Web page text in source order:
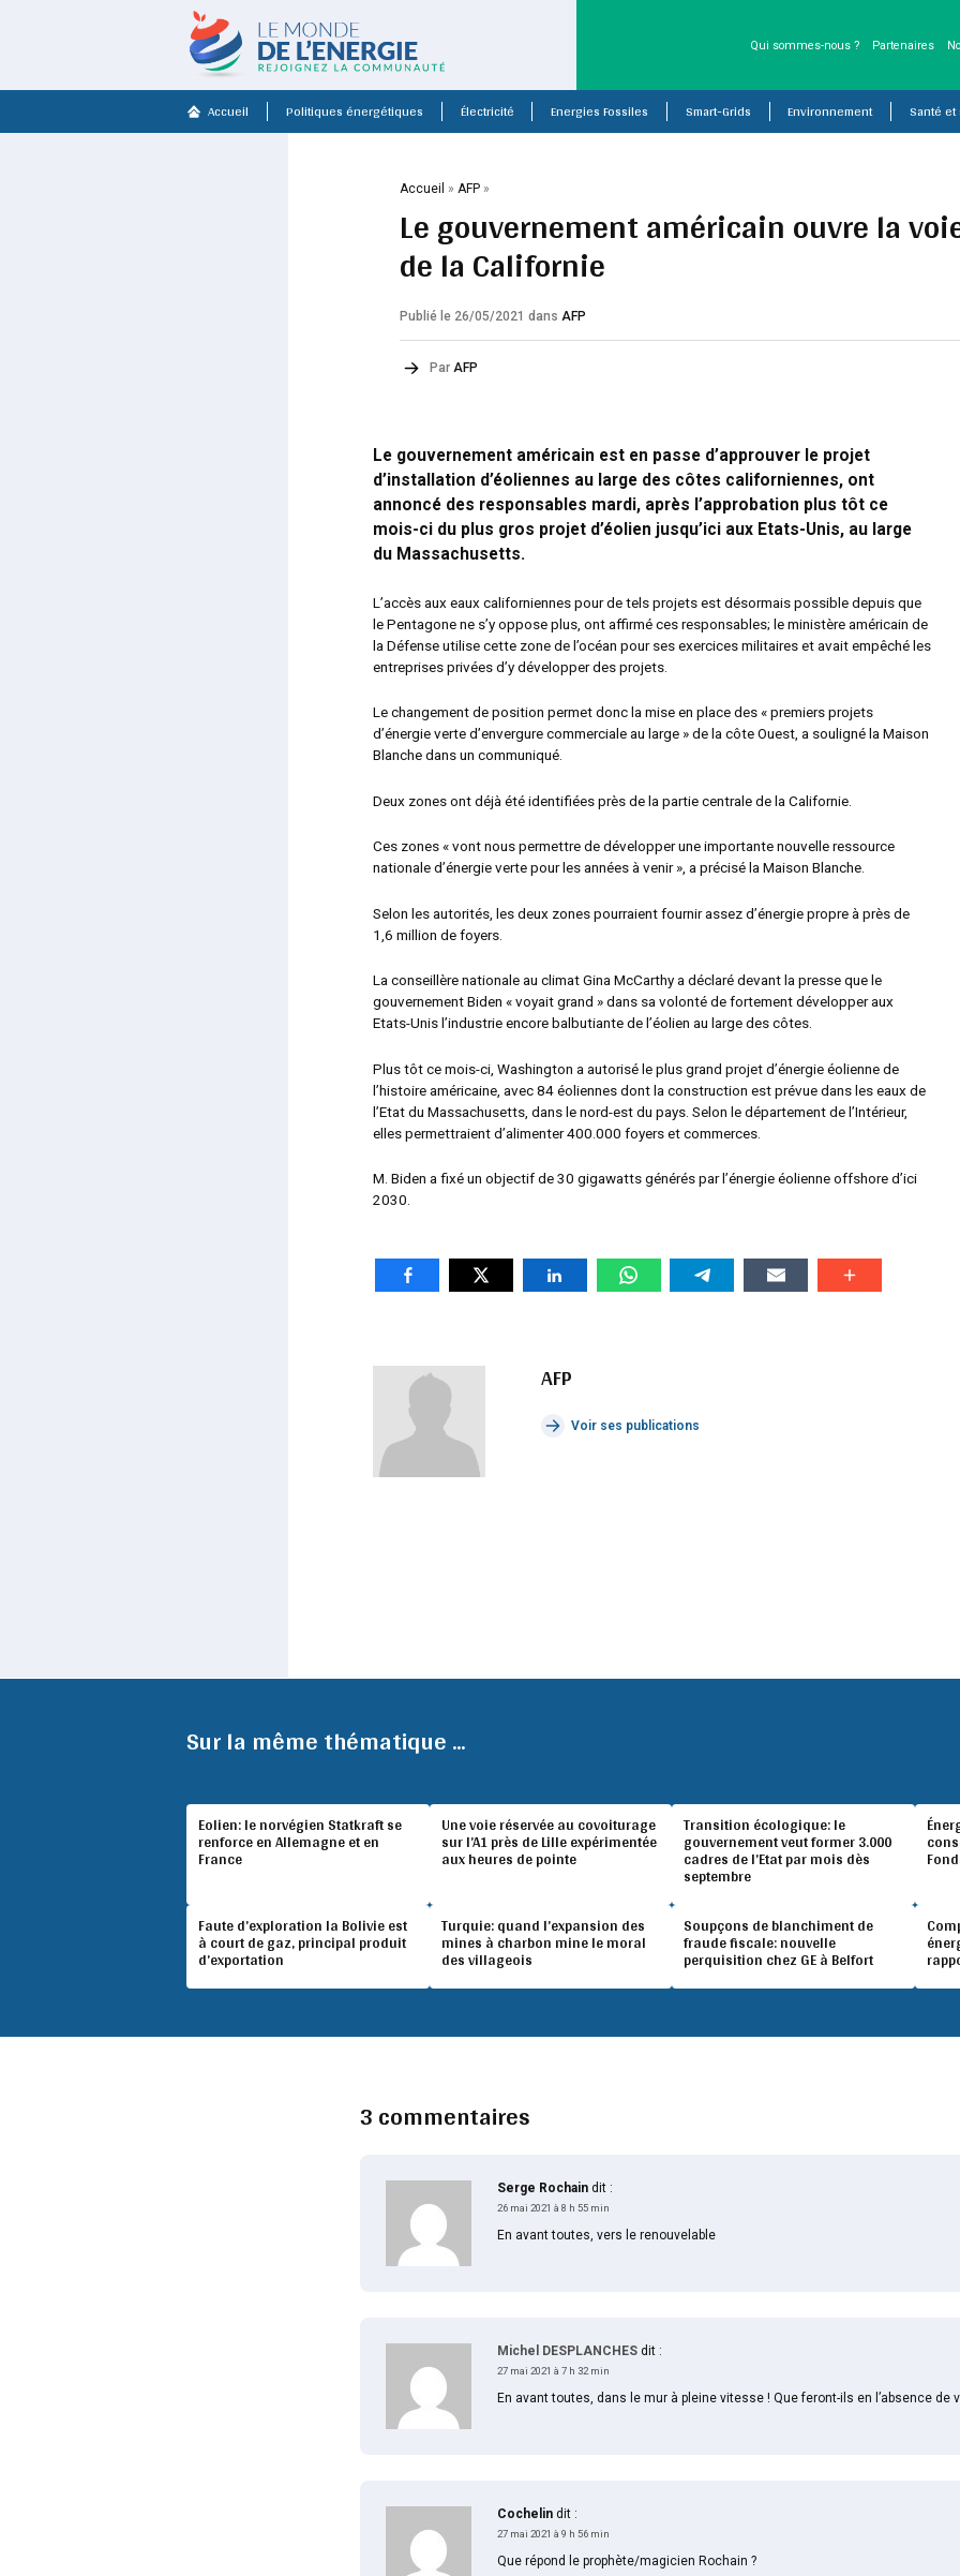
Qui sommes-nous ? Partenaires
Accueil Politiques énergétiques Électricité Energies Fossiles Smart-Grids Environnement Santé
Accueil »AFP »
Le gouvernement américain ouvre la
de la Californie
Publié le 26/05/2021dans AFP
Par AFP
Le gouvernement américain est en passe d’approuver le projet
d’installation d’éoliennes au large des côtes californiennes, ont
annoncé des responsables mardi, après l’approbation plus tôt ce
mois-ci du plus gros projet d’éolien jusqu’ici aux Etats-Unis, au large
du Massachusetts.
L’accès aux eaux californiennes pour de tels projets est désormais possible depuis que
le Pentagone ne s’y oppose plus, ont affirmé ces responsables; le ministère américain de
la Défense utilise cette zone de l’océan pour ses exercices militaires et avait empêché les
entreprises privées d’y développer des projets.
Le changement de position permet donc la mise en place des « premiers projets
d’énergie verte d’envergure commerciale au large » de la côte Ouest, a souligné la Maison
Blanche dans un communiqué.
Deux zones ont déjà été identifiées près de la partie centrale de la Californie.
Ces zones « vont nous permettre de développer une importante nouvelle ressource
nationale d’énergie verte pour les années à venir », a précisé la Maison Blanche.
Selon les autorités, les deux zones pourraient fournir assez d’énergie propre à près de
1,6 million de foyers.
La conseillère nationale au climat Gina McCarthy a déclaré devant la presse que le
gouvernement Biden « voyait grand » dans sa volonté de fortement développer aux
Etats-Unis l’industrie encore balbutiante de l’éolien au large des côtes.
Plus tôt ce mois-ci, Washington a autorisé le plus grand projet d’énergie éolienne de
l’histoire américaine, avec 84 éoliennes dont la construction est prévue dans les eaux de
l’Etat du Massachusetts, dans le nord-est du pays. Selon le département de l’Intérieur,
elles permettraient d’alimenter 400.000 foyers et commerces.
M. Biden a fixé un objectif de 30 gigawatts générés par l’énergie éolienne offshore d’ici
2030.
AFP
Voir ses publications
Sur la même thématique ...
Eolien: le norvégien Statkraft se
renforce en Allemagne et en
France
Une voie réservée au covoiturage
sur l’A1 près de Lille expérimentée
aux heures de pointe
Transition écologique: le
gouvernement veut former 3.000
cadres de l’Etat par mois dès
septembre
Faute d’exploration la Bolivie est
à court de gaz, principal produit
d’exportation
Turquie: quand l’expansion des
mines à charbon mine le moral
des villageois
Soupçons de blanchiment de
fraude fiscale: nouvelle
perquisition chez GE à Belfort
3 commentaires
Serge Rochain dit :
26 mai 2021 à 8 h 55 min
En avant toutes, vers le renouvelable
Michel DESPLANCHES dit :
27 mai 2021 à 7 h 32 min
En avant toutes, dans le mur à pleine vitesse ! Que feront-ils en l’absence de
Cochelin dit :
27 mai 2021 à 9 h 56 min
Que répond le prophète/magicien Rochain ?